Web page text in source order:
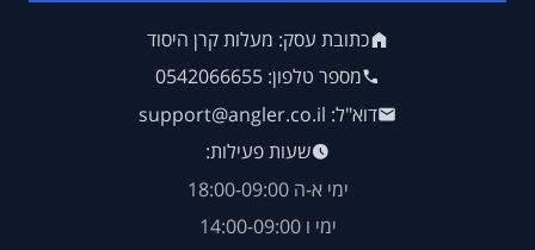
כתובת עסק: מעלות קרן היסוד
מספר טלפון: 0542066655
דוא"ל: support@angler.co.il
שעות פעילות:
ימי א-ה 18:00-09:00
ימי ו 14:00-09:00